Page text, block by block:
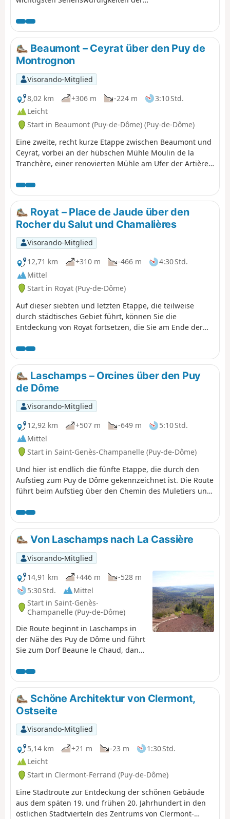
Geschichte und ihrem Kulturerbe
entdecken können. Suchen Sie das Plakat
„Au fil de nos histoires” (Im Laufe unserer
Geschichte) auf dem Vorplatz der Kirche
und scannen Sie den QR-Code, um das
Spiel zu starten (kostenlos, keine
Anmeldung, keine App zum
Herunterladen). Sie können zwischen der
Route „Erwachsene” und der Route
„Erwachsene + Kinder” wählen (mit
zusätzlichen Fragen für Kinder von 6 bis 11
Jahren). Die folgende Beschreibung
bezieht sich nur auf die Route
„Erwachsene”.
Beaumont – Ceyrat über den Puy de
Montrognon
Visorando-Mitglied
8,02 km
+306 m -224 m
3:10 Std.
Leicht
Start in Beaumont (Puy-de-Dôme) (Puy-de-Dôme)
Eine zweite, recht kurze Etappe zwischen Beaumont und
Ceyrat, vorbei an der hübschen Mühle Moulin de la
Tranchère, einer renovierten Mühle am Ufer der Artière,
einem Turm gekrönt wird, einem Überrest einer
mittelalterlichen Burg.
Royat – Place de Jaude über den
Rocher du Salut und Chamalières
Visorando-Mitglied
12,71 km
+310 m -466 m
4:30 Std.
Mittel
Start in Royat (Puy-de-Dôme)
Auf dieser siebten und letzten Etappe, die teilweise
durch städtisches Gebiet führt, können Sie die
Entdeckung von Royat fortsetzen, die Sie am Ende der
bewaldeten Anhöhen der Gemeinde, vorbei am
Felsvorsprung Rocher du Salut, dann durch die Straßen
und den Park des Thermalviertels mit seiner schönen
Badearchitektur. Auf dem Rückweg nach Clermont
können Sie schließlich das Zentrum von Chamalières
entdecken.
Laschamps – Orcines über den Puy
de Dôme
Visorando-Mitglied
12,92 km
+507 m -649 m
5:10 Std.
Mittel
Start in Saint-Genès-Champanelle (Puy-de-Dôme)
Und hier ist endlich die fünfte Etappe, die durch den
Aufstieg zum Puy de Dôme gekennzeichnet ist. Die Route
führt beim Aufstieg über den Chemin des Muletiers und
Orcines. Vom höchsten Punkt dieser Etappe aus hat man
natürlich einen weiten Blick über die Metropole
Clermont-Ferrand, die Bergkette Chaînes, die
Combrailles, das Plateau des Dôme und das Massif du
Sancy.
Von Laschamps nach La Cassière
Visorando-Mitglied
14,91 km
+446 m
-528 m
5:30 Std.
Mittel
Start in Saint-Genès-
Champanelle (Puy-de-Dôme)
Die Route beginnt in Laschamps in
der Nähe des Puy de Dôme und führt
Sie zum Dorf Beaune le Chaud, dann
FernwanderwegenGR®®4undGR®®
30hinauf zum Puy de Lassolas und
zum Puy de la Vache mit ihrem
herrlichen Panorama, um schließlich
zur Cassière und ihrem See zu
gelangen. Achtung: Der Zugang zu
den Gipfeln des Puys de la Vache
und Lassolas ist wegen Bauarbeiten
zwischen Frühjahr 2026 und Anfang
2028 gesperrt. Achtung: Der
Parkplatz von Montlosier ist zwischen
August 2025 und 2027 wegen
Bauarbeiten geschlossen.
Schöne Architektur von Clermont,
Ostseite
Visorando-Mitglied
5,14 km
+21 m -23 m
1:30 Std.
Leicht
Start in Clermont-Ferrand (Puy-de-Dôme)
Eine Stadtroute zur Entdeckung der schönen Gebäude
aus dem späten 19. und frühen 20. Jahrhundert in den
östlichen Stadtvierteln des Zentrums von Clermont-